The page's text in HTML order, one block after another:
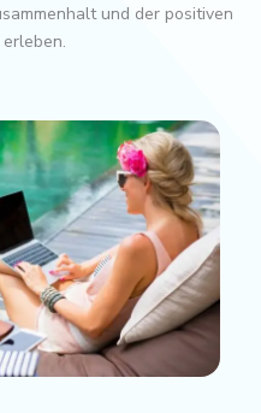
und der positiven